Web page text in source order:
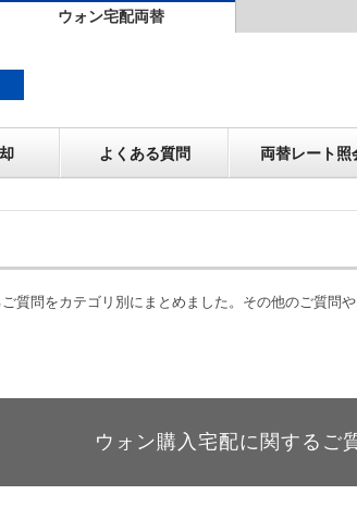
ウォン宅配両替
よくある質問 両替レート照
ウォン売却
質問をカテゴリ別にまとめました。その他のご質
ウォン購入宅配に関するご